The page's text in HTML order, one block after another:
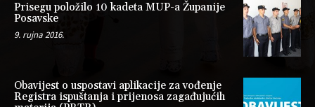
Prisegu položilo 10 kadeta MUP-a Županije
Posavske
9. rujna 2016.
Obavijest o uspostavi aplikacije za vođenje
Registra ispuštanja i prijenosa zagađujućih